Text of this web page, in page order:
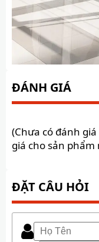
ĐÁNH GIÁ
(Chưa có đánh
giá cho sản phẩm
ĐẶT CÂU HỎI